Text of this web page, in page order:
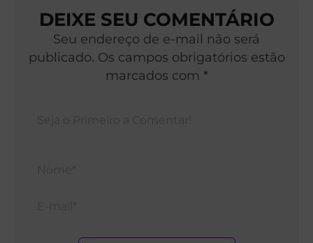
DEIXE SEU COMENTÁRIO
Seu endereço de e-mail não será
publicado. Os campos obrigatórios estão
marcados com *